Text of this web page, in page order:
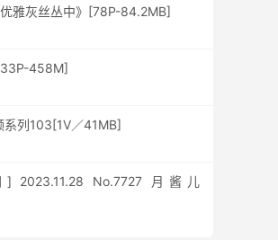
雅灰丝丛中》[78P-84.2MB]
菲比 [33P-458M]
系列103[1V／41MB]
2023.11.28 No.7727 月酱儿